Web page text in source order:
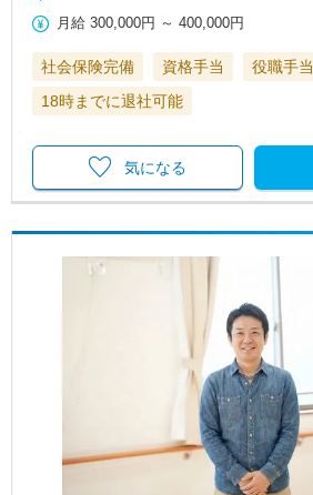
月給 300,000円 ～400,000円
社会保険完備 資格手当
役職手当
18時までに退社可能
気になる